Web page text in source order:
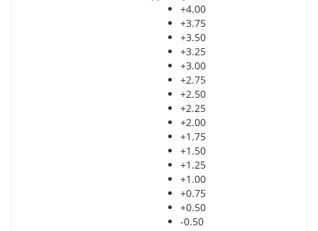
+4.00
+3.75
+3.50
+3.25
+3.00
+2.75
+2.50
+2.25
+2.00
+1.75
+1.50
+1.25
+1.00
+0.75
+0.50
-0.50